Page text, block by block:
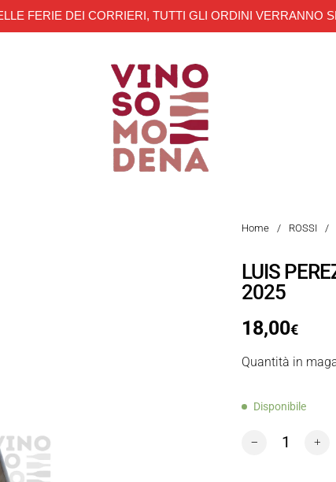
FERIE DEI CORRIERI, TUTTI GLI ORDINI VERRANNO
Home / ROSSI /
LUIS
2025
18,00€
Quantità in
Disponibile
LUIS PEREZ